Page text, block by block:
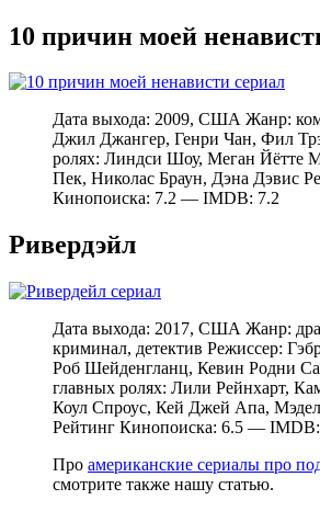
10 причин моей
Дата выхода: 2009, США Жанр:
Джил Джангер, Генри Чан, Фил
ролях: Линдси Шоу, Меган Йётте
Пек, Николас Браун, Дэна Дэвис
Кинопоиска: 7.2 — IMDB: 7.2
Ривердэйл
Дата выхода: 2017, США Жанр:
криминал, детектив Режиссер:
Роб Шейденгланц, Кевин Родни
главных ролях: Лили Рейнхарт,
Коул Спроус, Кей Джей Апа,
Рейтинг Кинопоиска: 6.5 —
Про американские сериалы про
смотрите также нашу статью.